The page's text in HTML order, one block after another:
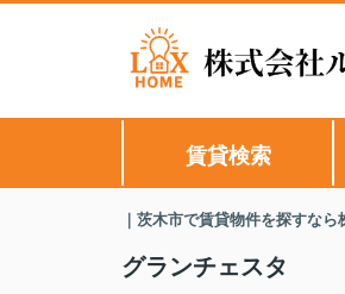
賃貸検索
｜茨木市で賃貸物件を探すな
グランチェスタ